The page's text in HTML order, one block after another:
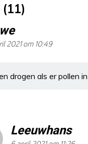
2021 om 10:49
drogen als er pollen
Leeuwhans